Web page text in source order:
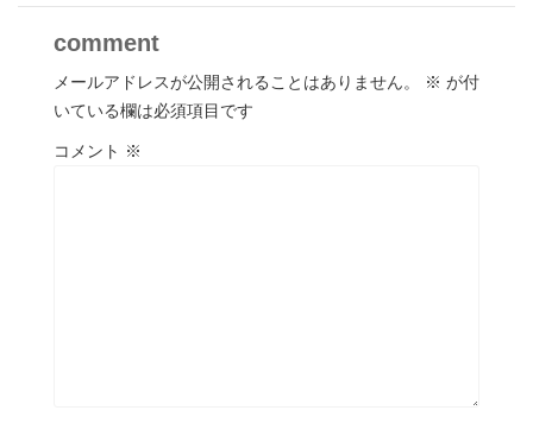
comment
メールアドレスが公開されることはありません。 ※ が付
いている欄は必須項目です
コメント ※